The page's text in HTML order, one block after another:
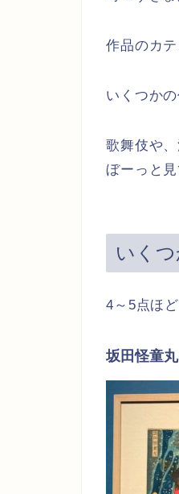
作品のカ
いくつか
歌舞伎や
ぼーっと
いく
4～5点ほ
坂田怪童丸